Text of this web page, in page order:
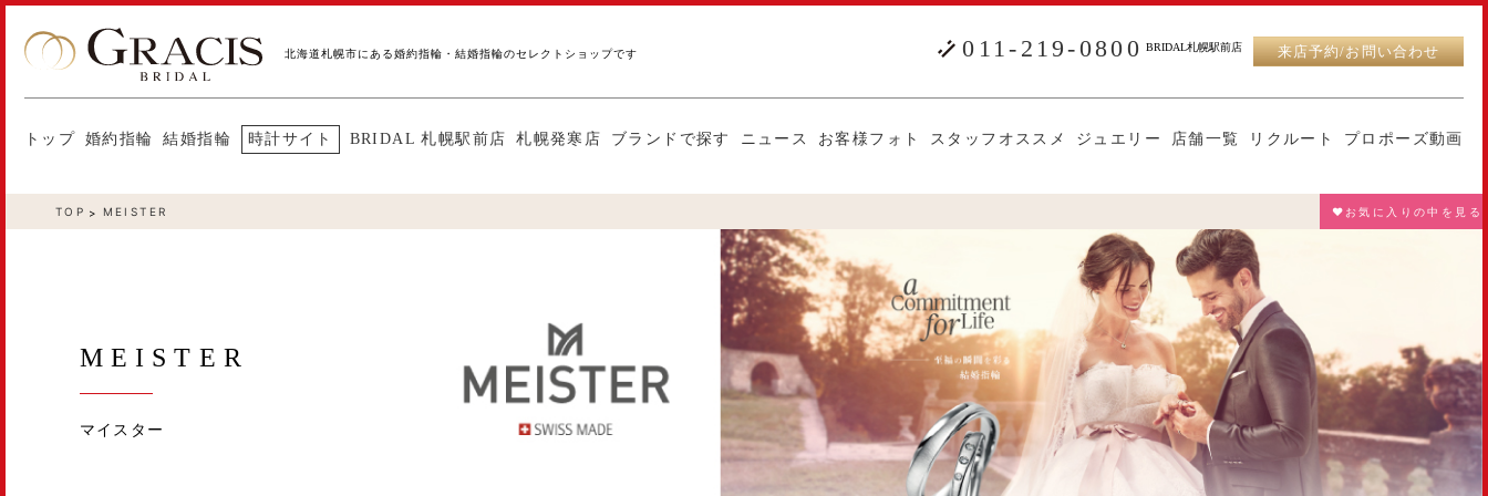
北海道札幌市にある婚約指輪・結婚指輪のセレクトショップです 011-219-0800 BRIDAL札幌駅前店 来店予約/お問い合わせ
トップ 婚約指輪 結婚指輪 時計サイト BRIDAL 札幌駅前店 札幌発寒店 ブランドで探す ニュース お客様フォト スタッフオススメ ジュエリー 店舗一覧 リクルート プロポーズ動画
TOP MEISTER ♥お気に入りの中を見る
MEISTER
マイスター